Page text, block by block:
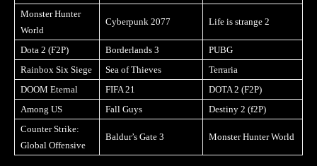
Monster Hunter
World
Cyberpunk 2077 Life is strange 2
Dota 2 (F2P) Borderlands 3
PUBG
Rainbox Six Siege
Sea of Thieves
Terraria
DOOM Eternal
FIFA 21
DOTA 2 (F2P)
Among US
Fall Guys
Destiny 2 (f2P)
Counter Strike:
Global Offensive
Baldur’s Gate 3 Monster Hunter World